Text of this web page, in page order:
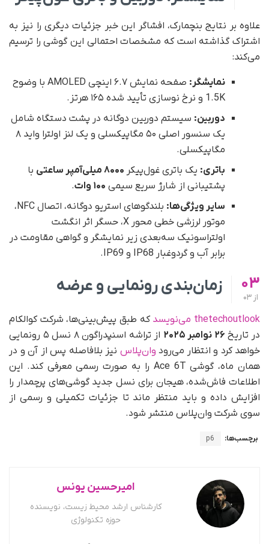
علاوه بر نتایج بنچمارک، افشاگر این خبر جزئیات دیگری را نیز به
اشتراک گذاشته است که مشخصات احتمالی این گوشی را ترسیم
می‌کند:
نمایشگر:
صفحه نمایش ۶.۷ اینچی AMOLED با وضوح
1.5K و نرخ نوسازی تأیید شده ۱۶۵ هرتز.
دوربین: سیستم دوربین دوگانه در پشت دستگاه شامل
یک سنسور اصلی ۵۰ مگاپیکسلی و یک لنز اولترا واید ۸
مگاپیکسلی.
باتری: یک باتری غول‌پیکر ۸۰۰۰ میلی‌آمپر ساعتی
با
پشتیبانی از شارژ سریع سیمی ۱۰۰ وات
.
سایر ویژگی‌ها:
بلندگوهای استریو دوگانه، اتصال NFC،
موتور لرزشی خطی محور X، حسگر اثر انگشت
اولتراسونیک سه‌بعدی زیر نمایشگر و گواهی مقاومت در
برابر آب و گردوغبار IP68 و IP69.
03
از 03
زمان‌بندی رونمایی و عرضه
thetechoutlook می‌نویسد
که طبق پیش‌بینی‌ها، شرکت کوالکام
در تاریخ ۲۶ نوامبر ۲۰۲۵
از تراشه اسنپدراگون ۸ نسل ۵ رونمایی
خواهد کرد و انتظار می‌رود وان‌پلاس نیز بلافاصله پس از آن و در
همان ماه، گوشی Ace 6T را به صورت رسمی معرفی کند. این
اطلاعات فاش‌شده، هیجان برای نسل جدید گوشی‌های پرچمدار را
افزایش داده و باید منتظر ماند تا جزئیات تکمیلی و رسمی از
سوی شرکت وان‌پلاس منتشر شود.
برچسب‌ها: p6
امیرحسین یونس
کارشناس ارشد محیط زیست، نویسنده
حوزه تکنولوژی